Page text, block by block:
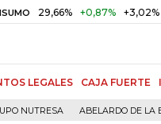
29,66% +0,87% +3,02%
LEGALES CAJA FUERTE
NUTRESA ABELARDO DE LA